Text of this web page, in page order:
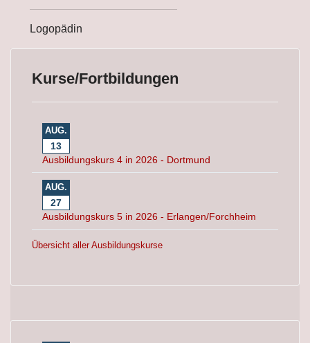
Logopädin
Kurse/Fortbildungen
AUG.
13
Ausbildungskurs 4 in 2026 - Dortmund
AUG.
27
Ausbildungskurs 5 in 2026 - Erlangen/Forchheim
Übersicht aller Ausbildungskurse